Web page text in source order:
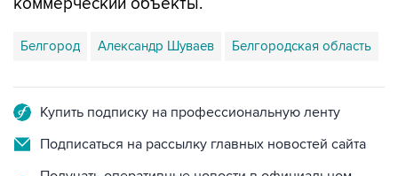
Белгород Александр Шуваев
Подписаться на рассылку главных новостей сайта
Получать оперативные новости в официальном